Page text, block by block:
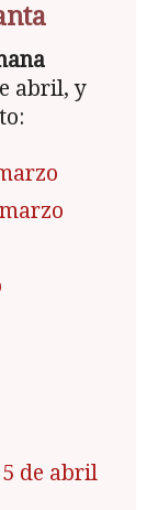
abril, y
de abril